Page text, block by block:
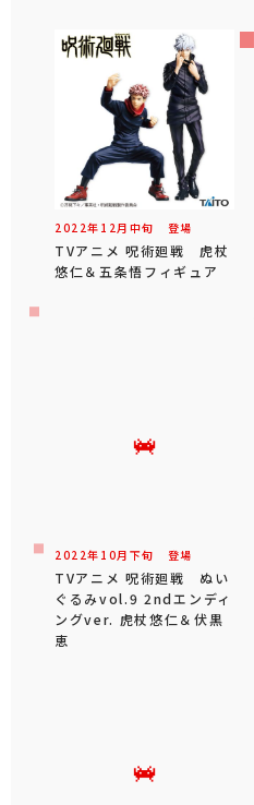
2022年 12 月 中旬 登場
TVアニメ 呪術廻戦 虎杖
悠仁＆五条悟フィギュア
2022年 10月 下旬 登場
TVアニメ 呪術廻戦 ぬい
ぐるみvol.9 2ndエンディ
ングver. 虎杖悠仁＆伏黒
恵